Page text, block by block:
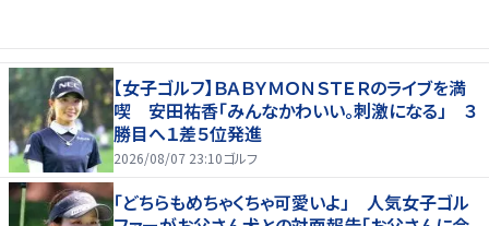
【女子ゴルフ】ＢＡＢＹＭＯＮＳＴＥＲのライブを満
喫 安田祐香「みんなかわいい。刺激になる」 ３
勝目へ１差５位発進
2026/08/07 23:10ゴルフ
「どちらもめちゃくちゃ可愛いよ」 人気女子ゴル